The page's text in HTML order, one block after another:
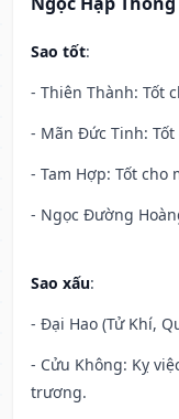
Sao tốt:
- Thiên Thành: Tốt
- Mãn Đức Tinh: Tốt
- Tam Hợp: Tốt cho
- Ngọc Đường
Sao xấu:
- Đại Hao (Tử Khí,
- Cửu Không: Kỵ
trương.